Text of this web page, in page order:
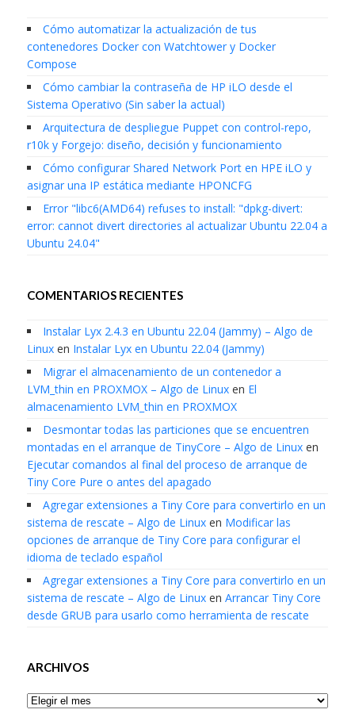
Cómo automatizar la actualización de tus
contenedores Docker con Watchtower y Docker
Compose
Cómo cambiar la contraseña de HP iLO desde el
Sistema Operativo (Sin saber la actual)
Arquitectura de despliegue Puppet con control-repo,
r10k y Forgejo: diseño, decisión y funcionamiento
Cómo configurar Shared Network Port en HPE iLO y
asignar una IP estática mediante HPONCFG
Error "libc6(AMD64) refuses to install: "dpkg-divert:
error: cannot divert directories al actualizar Ubuntu 22.04 a
Ubuntu 24.04"
COMENTARIOS RECIENTES
Instalar Lyx 2.4.3 en Ubuntu 22.04 (Jammy) – Algo de
Linuxen Instalar Lyx en Ubuntu 22.04 (Jammy)
Migrar el almacenamiento de un contenedor a
LVM_thin en PROXMOX – Algo de Linuxen El
almacenamiento LVM_thin en PROXMOX
Desmontar todas las particiones que se encuentren
montadas en el arranque de TinyCore – Algo de Linuxen
Ejecutar comandos al final del proceso de arranque de
Tiny Core Pure o antes del apagado
Agregar extensiones a Tiny Core para convertirlo en un
sistema de rescate – Algo de Linuxen Modificar las
opciones de arranque de Tiny Core para configurar el
idioma de teclado español
Agregar extensiones a Tiny Core para convertirlo en un
sistema de rescate – Algo de Linuxen Arrancar Tiny Core
desde GRUB para usarlo como herramienta de rescate
ARCHIVOS
Archivos